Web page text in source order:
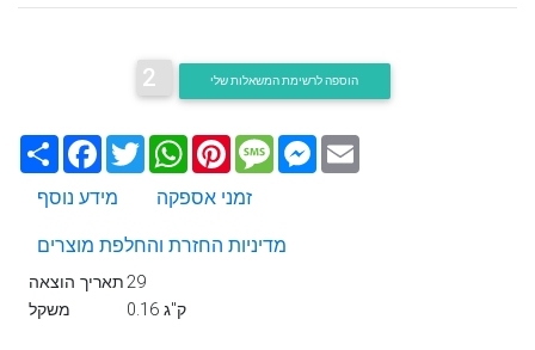
2 הוספה לרשימת המשאלות שלי
שתף Facebook
TwitterWhatsApp
PinterestMessageMessenger
מידע נוסף
זמני אספקה
מדיניות החזרת והחלפת מוצרים
תאריך הוצאה29
משקל
0.16 ק"ג